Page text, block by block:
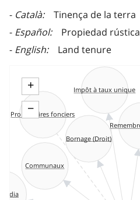
Català
Tinença de la terra
Español
Propiedad rústica
English
Land tenure
+
−
Communaux
Impôt à taux unique
Bornage (Droit)
Propriétaires fonciers